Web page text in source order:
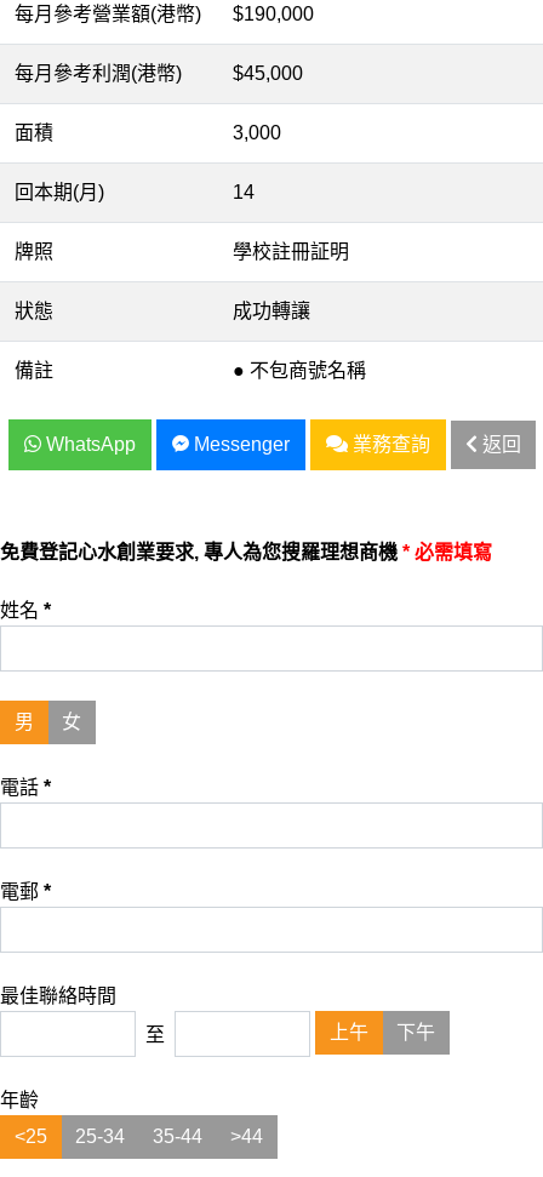
每月參考營業額(港幣) $190,000
每月參考利潤(港幣) $45,000
面積 3,000
回本期(月) 14
牌照 學校註冊証明
狀態 成功轉讓
備註 ● 不包商號名稱
WhatsApp Messenger 業務查詢 返回
免費登記心水創業要求, 專人為您搜羅理想商機 * 必需填寫
姓名 *
男 女
電話 *
電郵 *
最佳聯絡時間
至
上午 下午
年齡
<25
25-34 35-44 >44